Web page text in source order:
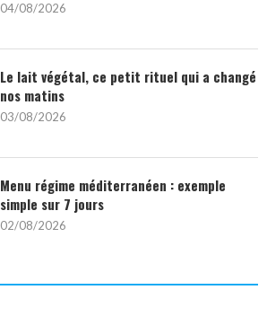
04/08/2026
Le lait végétal, ce petit rituel qui a changé
nos matins
03/08/2026
Menu régime méditerranéen : exemple
simple sur 7 jours
02/08/2026